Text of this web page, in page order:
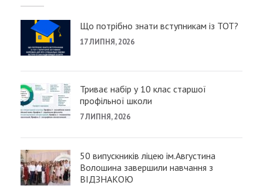
Що потрібно знати вступникам із ТОТ?
17 ЛИПНЯ, 2026
Триває набір у 10 клас старшої
профільної школи
7 ЛИПНЯ, 2026
50 випускників ліцею ім.Августина
Волошина завершили навчання з
ВІДЗНАКОЮ